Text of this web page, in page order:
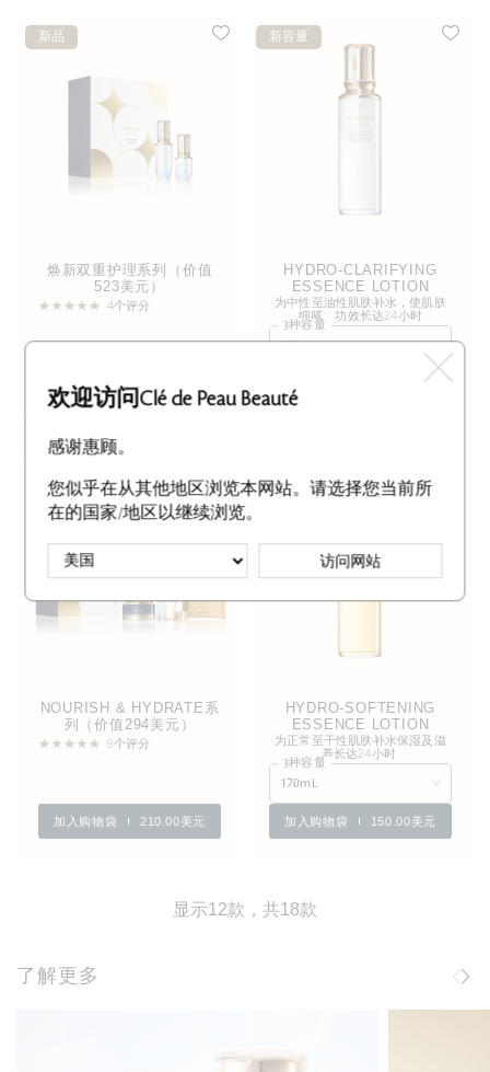
新品
焕新双重护理系列（价值
523美元）
4个评分
加入购物袋
新容量
HYDRO-CLARIFYING
ESSENCE LOTION
为中性至油性肌肤补水，使肌肤
细腻，功效长达24小时
3种容量
170mL
150.00美元
NOURISH & HYDRATE系
列（价值294美元）
9个评分
加入购物袋 210.00美元
HYDRO-SOFTENING
ESSENCE LOTION
为正常至干性肌肤补水保湿及滋
养长达24小时
3种容量
170mL
加入购物袋 150.00美元
显示12款，共18款
了解更多
欢迎访问Clé de Peau Beauté
感谢惠顾。
您似乎在从其他地区浏览本网站。请选择您当前所
在的国家/地区以继续浏览。
访问网站